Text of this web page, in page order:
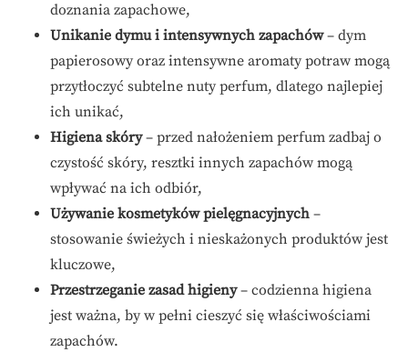
doznania zapachowe,
Unikanie dymu i intensywnych zapachów– dym
papierosowy oraz intensywne aromaty potraw mogą
przytłoczyć subtelne nuty perfum, dlatego najlepiej
ich unikać,
Higiena skóry– przed nałożeniem perfum zadbaj o
czystość skóry, resztki innych zapachów mogą
wpływać na ich odbiór,
Używanie kosmetyków pielęgnacyjnych –
stosowanie świeżych i nieskażonych produktów jest
kluczowe,
Przestrzeganie zasad higieny– codzienna higiena
jest ważna, by w pełni cieszyć się właściwościami
zapachów.